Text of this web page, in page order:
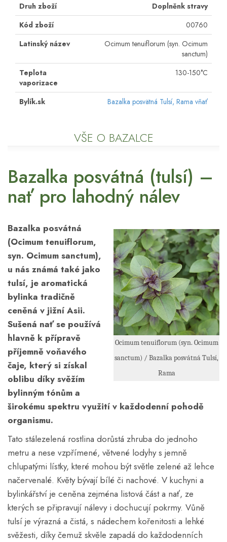
Druh zboží
Doplněnk stravy
Kód zboží
00760
Latinský název
Ocimum tenuiflorum (syn. Ocimum
sanctum)
Teplota
vaporizace
130-150°C
Bylík.sk Bazalka posvätná Tulsí, Rama vňať
VŠE O BAZALCE
Bazalka posvátná (tulsí) –
nať pro lahodný nálev
Ocimum tenuiflorum (syn. Ocimum
sanctum) / Bazalka posvátná Tulsí,
Rama
Bazalka posvátná
(Ocimum tenuiflorum,
syn. Ocimum sanctum),
u nás známá také jako
tulsí, je aromatická
bylinka tradičně
ceněná v jižní Asii.
Sušená nať se používá
hlavně k přípravě
příjemně voňavého
čaje, který si získal
oblibu díky svěžím
bylinným tónům a
širokému spektru využití v každodenní pohodě
organismu.
Tato stálezelená rostlina dorůstá zhruba do jednoho
metru a nese vzpřímené, větvené lodyhy s jemně
chlupatými lístky, které mohou být světle zelené až lehce
načervenalé. Květy bývají bílé či nachové. V kuchyni a
bylinkářství je ceněna zejména listová část a nať, ze
kterých se připravují nálevy i dochucují pokrmy. Vůně
tulsí je výrazná a čistá, s nádechem kořenitosti a lehké
svěžesti, díky čemuž skvěle zapadá do každodenních